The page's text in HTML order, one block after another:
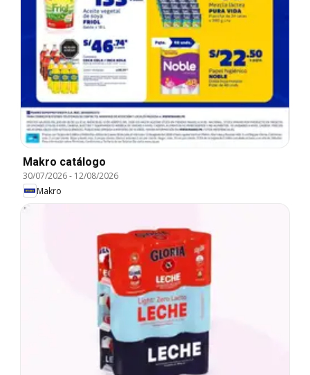
Makro catálogo
30/07/2026- 12/08/2026
Makro